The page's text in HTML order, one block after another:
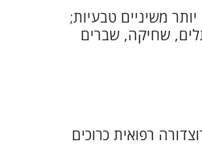
משיניים טבעיות;
, שחיקה, שברים
מאוד – כ-96% ל-10 שנים! – בכל פרוצדורה רפואית כרוכים